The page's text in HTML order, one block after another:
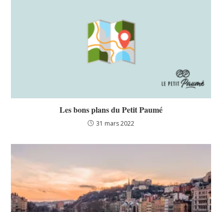
Les bons plans du Petit Paumé
31 mars 2022